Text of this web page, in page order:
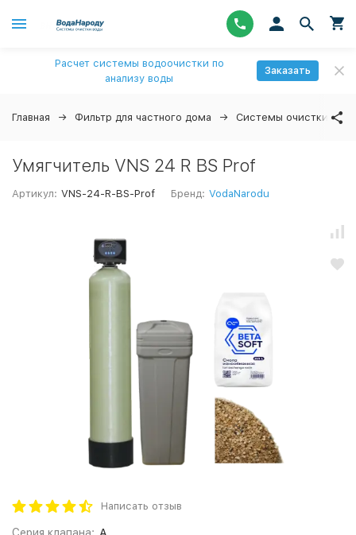
Расчет системы водоочистки по
анализу воды
Заказать
Главная Фильтр для частного дома Системы очистки воды
Умягчитель VNS 24 R BS Prof
Артикул: VNS-24-R-BS-Prof Бренд: VodaNarodu
Написать отзыв